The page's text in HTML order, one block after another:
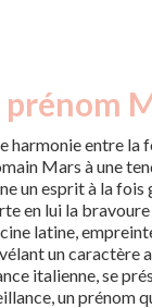
harmonie entre la
Mars à une
un esprit à la
en lui la
latine,
un caractère
italienne, se
un prénom